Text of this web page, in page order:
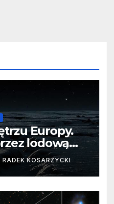
Europy.
lodową
RADEK KOSARZYCKI